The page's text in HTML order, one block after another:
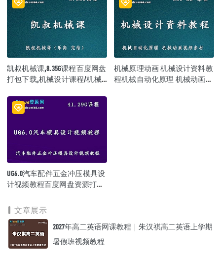
凯叔机械课,8.35G课程百度网盘
打包下载,机械设计课程/机械
机械原理动画 机械设计资料教
程机械自动化原理 机械动画视
UG6.0汽车配件五金冲压模具设
计视频教程百度网盘资源打包
文章展示
2027年高二英语网课教程｜朱汉祺高二英语上学期
暑假班视频教程